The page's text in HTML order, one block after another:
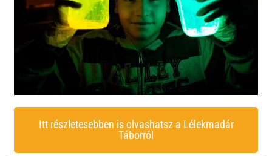
Itt részletesebben is olvashatsz a Lélekmadár
Táborról